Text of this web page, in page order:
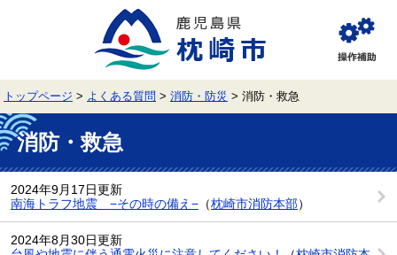
で
す。
ば
し
て
本
文
へ
覧
補
トップページ > よくある質問 > 消防・防災 > 消防・救急
本
文 消防・救急
2024年9月17日更新
南海トラフ地震 −その時の備え− （枕崎市消防本部）
2024年8月30日更新